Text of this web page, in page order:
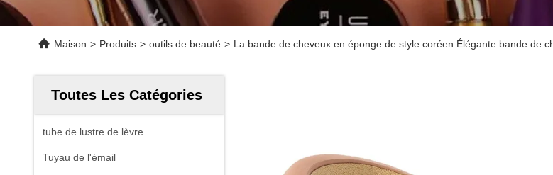
Maison > Produits > outils de beauté > La bande de cheveux en éponge de style coréen Élégante bande de
Toutes Les Catégories
tube de lustre de lèvre
Tuyau de l'émail